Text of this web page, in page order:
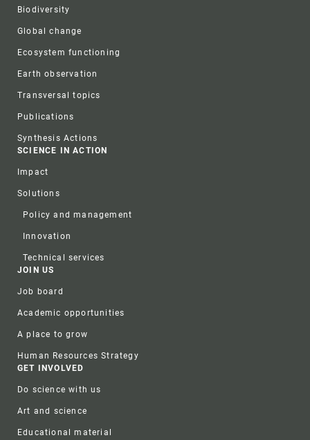
Biodiversity
Global change
Ecosystem functioning
Earth observation
Transversal topics
Publications
Synthesis Actions
SCIENCE IN ACTION
Impact
Solutions
Policy and management
Innovation
Technical services
JOIN US
Job board
Academic opportunities
A place to grow
Human Resources Strategy
GET INVOLVED
Do science with us
Art and science
Educational material